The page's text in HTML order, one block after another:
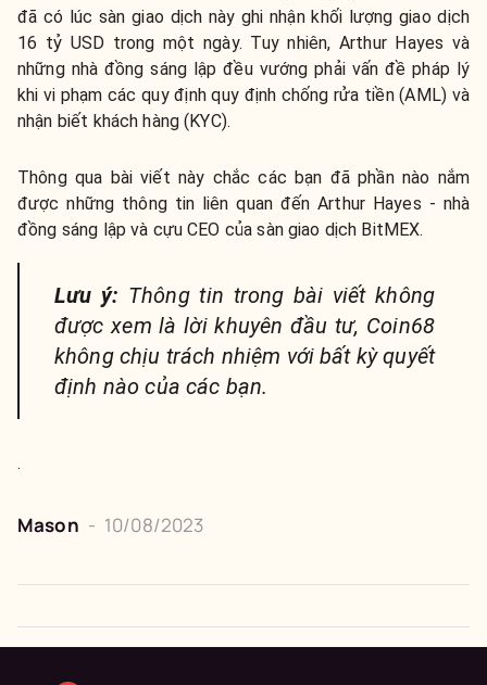
đã có lúc sàn giao dịch này ghi nhận khối lượng giao dịch
16 tỷ USD trong một ngày. Tuy nhiên, Arthur Hayes và
những nhà đồng sáng lập đều vướng phải vấn đề pháp lý
khi vi phạm các quy định quy định chống rửa tiền (AML) và
nhận biết khách hàng (KYC).
Thông qua bài viết này chắc các bạn đã phần nào nắm
được những thông tin liên quan đến Arthur Hayes - nhà
đồng sáng lập và cựu CEO của sàn giao dịch BitMEX.
Lưu ý: Thông tin trong bài viết không
được xem là lời khuyên đầu tư, Coin68
không chịu trách nhiệm với bất kỳ quyết
định nào của các bạn.
.
Mason - 10/08/2023